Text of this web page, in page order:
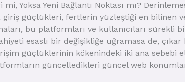
Yoksa Yeni Bağlantı Noktası mı?
güçlükleri, fertlerin yüzleştiği en bilinen
bu platformları ve kullanıcıları sürekli
esaslı bir değişikliğe uğramasa de, çıkar
güçlüklerinin kökenindeki iki ana sebebi
güncelledikleri güncel web